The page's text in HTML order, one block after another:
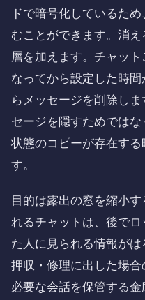
ドで暗号化しているた
むことができます。消
層を加えます。チャッ
なってから設定した時
らメッセージを削除し
セージを隠すためでは
状態のコピーが存在す
す。
目的は露出の窓を縮小
れるチャットは、後で
た人に見られる情報が
押収・修理に出した場合
必要な会話を保管する